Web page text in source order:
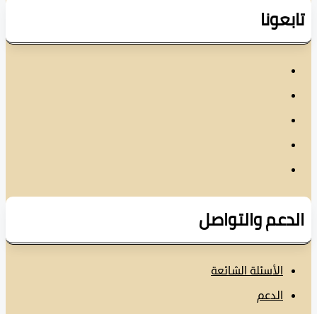
والتواصل
الأسئلة الشائعة
الدعم